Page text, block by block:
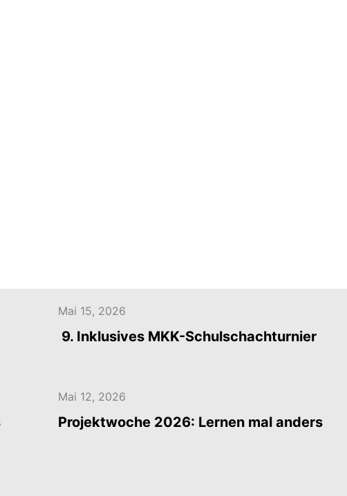
Mai 15, 2026
9. Inklusives MKK-Schulschachturnier
Mai 12, 2026
Projektwoche 2026: Lernen mal anders